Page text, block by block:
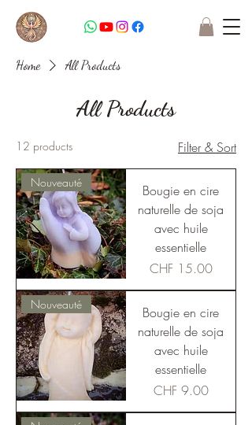
Home All Products
All Products
12 products Filter & Sort
Nouveauté
Bougie en cire
naturelle de soja
avec huile
essentielle
Price
CHF 15.00
Nouveauté
Bougie en cire
naturelle de soja
avec huile
essentielle
Price
CHF 9.00